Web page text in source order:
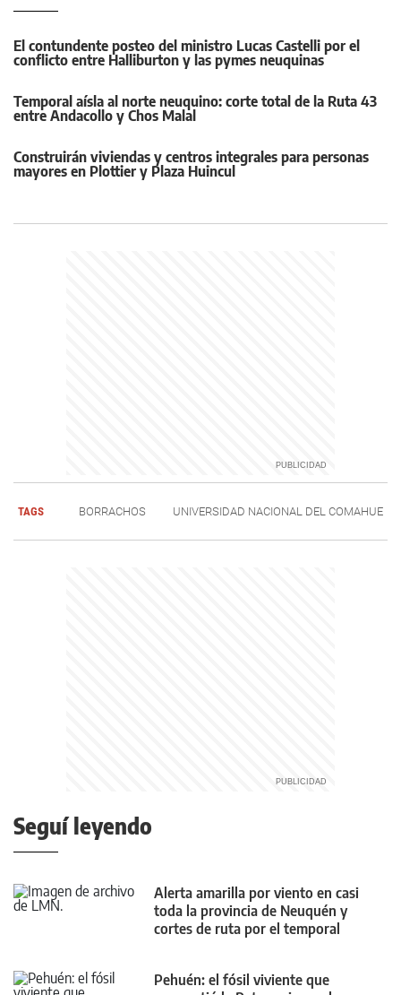
El contundente posteo del ministro Lucas Castelli por el
conflicto entre Halliburton y las pymes neuquinas
Temporal aísla al norte neuquino: corte total de la Ruta 43
entre Andacollo y Chos Malal
Construirán viviendas y centros integrales para personas
mayores en Plottier y Plaza Huincul
TAGS BORRACHOS UNIVERSIDAD NACIONAL DEL COMAHUE
Seguí leyendo
Alerta amarilla por viento en casi
toda la provincia de Neuquén y
cortes de ruta por el temporal
Pehuén: el fósil viviente que